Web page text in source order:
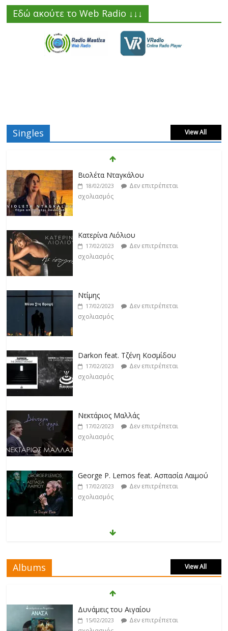
Εδώ ακούτε το Web Radio ↓↓↓
Singles View All
Βιολέτα Νταγκάλου
18/02/2023
Δεν επιτρέπεται
σχολιασμός
Κατερίνα Λιόλιου
17/02/2023
Δεν επιτρέπεται
σχολιασμός
Ντίμης
17/02/2023
Δεν επιτρέπεται
σχολιασμός
Darkon feat. Τζένη Κοσμίδου
17/02/2023
Δεν επιτρέπεται
σχολιασμός
Νεκτάριος Μαλλάς
17/02/2023
Δεν επιτρέπεται
σχολιασμός
George P. Lemos feat. Ασπασία Λαιμού
17/02/2023
Δεν επιτρέπεται
σχολιασμός
Μάριος Δαρβίρας
17/02/2023
Δεν επιτρέπεται
σχολιασμός
Albums View All
Δυνάμεις του Αιγαίου
15/02/2023
Δεν επιτρέπεται